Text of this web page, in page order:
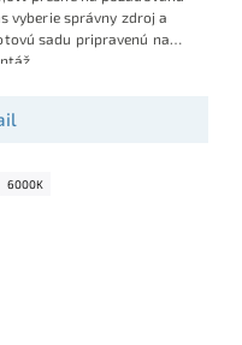
vyberie správny zdroj a
sadu pripravenú na
6000K